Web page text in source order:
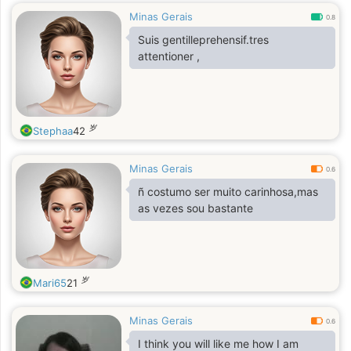
Minas Gerais 0.8
Suis gentilleprehensif.tres
attentioner ,
Stephaa42 岁
Minas Gerais 0.6
ñ costumo ser muito carinhosa,mas
as vezes sou bastante
Mari6521 岁
Minas Gerais 0.6
I think you will like me how I am